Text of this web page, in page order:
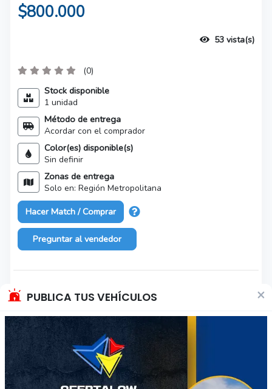
PUBLICA TUS VEHÍCULOS ×
$800.000
53 vista(s)
(0)
Stock disponible
1 unidad
Método de entrega
Acordar con el comprador
Color(es) disponible(s)
Sin definir
Zonas de entrega
Solo en: Región Metropolitana
Hacer Match / Comprar
Preguntar al vendedor
Características del producto
Marca Sin marca
Modelo 6 personas